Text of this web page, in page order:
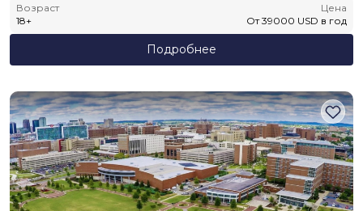
Возраст
18+
Цена
От 39000 USD в год
Подробнее